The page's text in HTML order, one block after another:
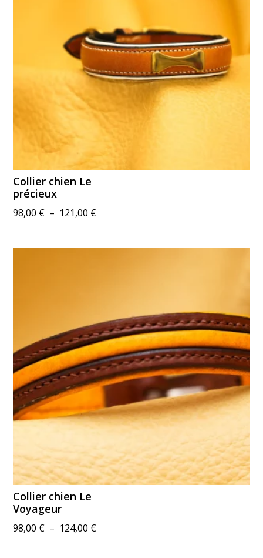
Collier chien Le
précieux
98,00 € – 121,00 €Plage
Collier chien Le
Voyageur
98,00 € – 124,00 €Plage